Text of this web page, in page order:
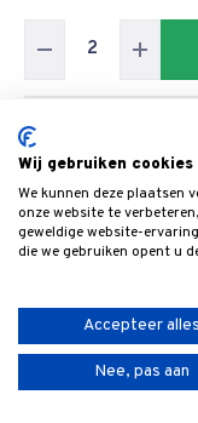
Artikelnummer
Formaat
Breedte
35
Levertijd
12 of meer
€
Wij gebruiken cookies
We kunnen deze plaatsen
onze website te
geweldige website-
die we gebruiken opent u
Accepteer alles
Nee, pas aan